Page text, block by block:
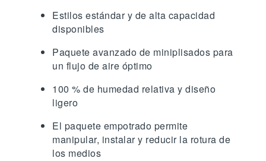
Estilos estándar y de alta capacidad
disponibles
Paquete avanzado de miniplisados para
un flujo de aire óptimo
100 % de humedad relativa y diseño
ligero
El paquete empotrado permite
manipular, instalar y reducir la rotura de
los medios